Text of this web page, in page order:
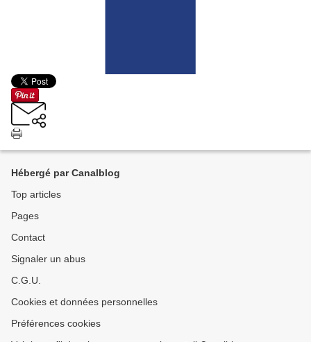
Hébergé par Canalblog
Top articles
Pages
Contact
Signaler un abus
C.G.U.
Cookies et données personnelles
Préférences cookies